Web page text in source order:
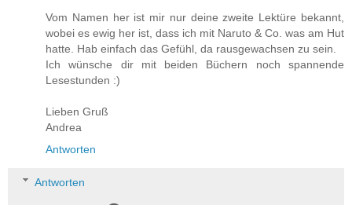
Vom Namen her ist mir nur deine zweite Lektüre bekannt,
wobei es ewig her ist, dass ich mit Naruto & Co. was am Hut
hatte. Hab einfach das Gefühl, da rausgewachsen zu sein.
Ich wünsche dir mit beiden Büchern noch spannende
Lesestunden :)
Lieben Gruß
Andrea
Antworten
Antworten